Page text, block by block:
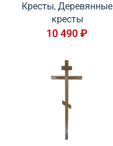
Кресты, Деревянные
кресты
10 490₽